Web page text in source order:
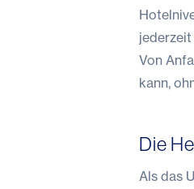
Von
kann,
Die
Als das